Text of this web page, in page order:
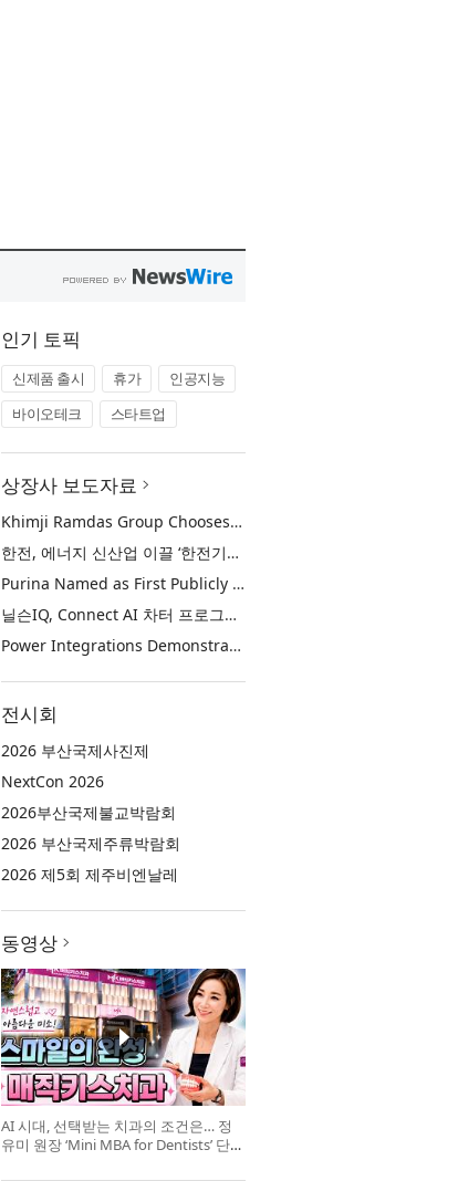
인기 토픽
신제품 출시 휴가
인공지능
바이오테크
스타트업
상장사 보도자료
Khimji Ramdas Group Chooses Rimini Street to Reduce SAP Support Costs, Protect 700+ Customizations and Reinvest Savings in Innovation
한전, 에너지 신산업 이끌 ‘한전기술지주’ 공식 출범
Purina Named as First Publicly Announced NIQ ConnectAI Charter Client
닐슨IQ, Connect AI 차터 프로그램 최초 고객사 ‘퓨리나’ 선정
Power Integrations Demonstrates World’s First 2200 V GaN Technology for Next-Era High-Voltage Power Systems
전시회
2026 부산국제사진제
NextCon 2026
2026부산국제불교박람회
2026 부산국제주류박람회
2026 제5회 제주비엔날레
동영상
AI 시대, 선택받는 치과의 조건은… 정
유미 원장 ‘Mini MBA for Dentists’ 단독